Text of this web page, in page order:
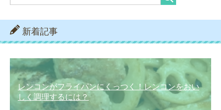
新着記事
レンコンがフライパンにくっつく！レンコンをおい
しく調理するには？